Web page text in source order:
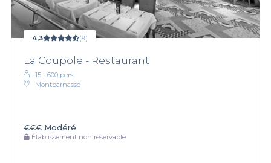
4,3 (9)
La Coupole - Restaurant
15 - 600 pers.
Montparnasse
€€€ Modéré
Établissement non réservable